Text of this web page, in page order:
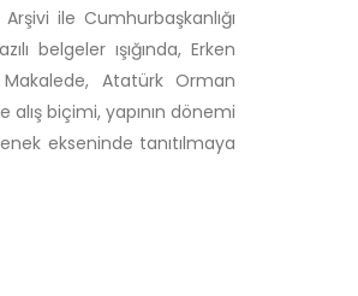
ile Cumhurbaşkanlığı
belgeler ışığında, Erken
Makalede, Atatürk Orman
alış biçimi, yapının dönemi
ekseninde tanıtılmaya